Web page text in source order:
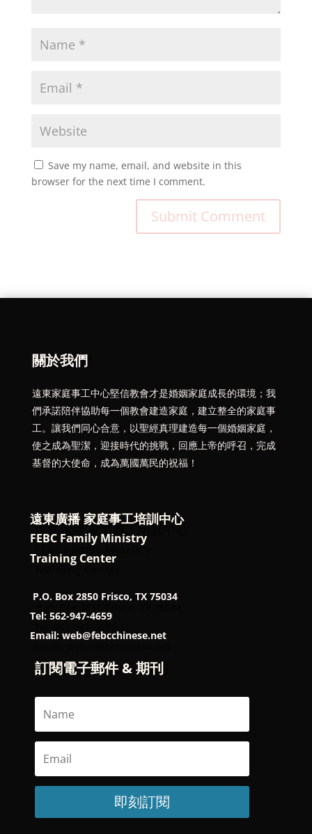
Save my name, email, and website in this
browser for the next time I comment.
關於我們
遠東家庭事工中心堅信教會才是婚姻家庭成長的環境；我
們承諾陪伴協助每一個教會建造家庭，建立整全的家庭事
工。讓我們同心合意，以聖經真理建造每一個婚姻家庭，
使之成為聖潔，迎接時代的挑戰，回應上帝的呼召，完成
基督的大使命，成為萬國萬民的祝福！
遠東廣播 家庭事工培訓中心
FEBC Family Ministry
Training Center
P.O. Box 2850 Frisco, TX 75034
Tel: 562-947-4659
Email: web@febcchinese.net
訂閱電子郵件 & 期刊
即刻訂閱